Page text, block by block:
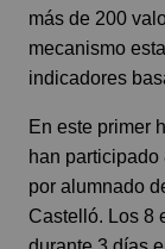
más de 200
mecanismo
indicadores
En este primer
han
por alumnado
Castelló. Los 8